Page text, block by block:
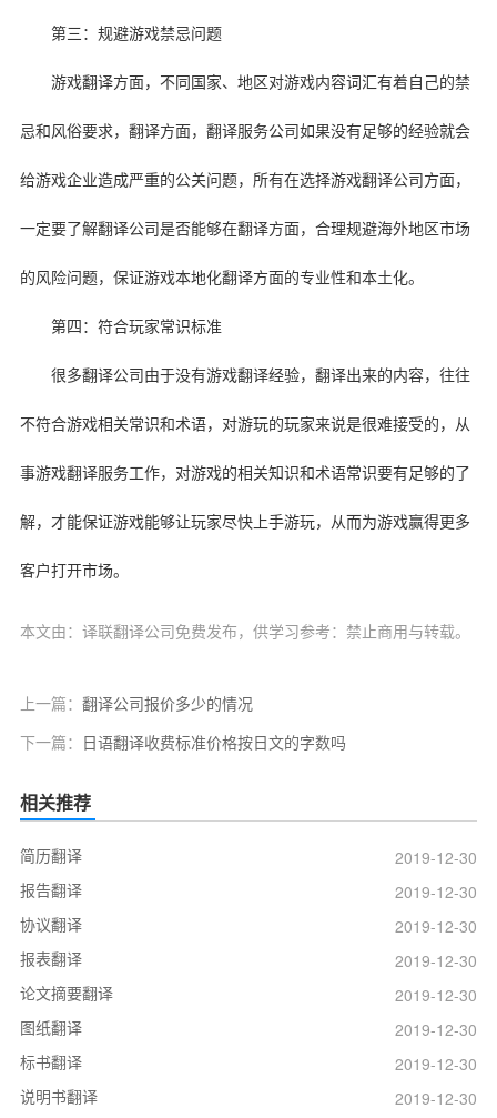
第三：规避游戏禁忌问题
游戏翻译方面，不同国家、地区对游戏内容词汇有着自己的禁
忌和风俗要求，翻译方面，翻译服务公司如果没有足够的经验就会
给游戏企业造成严重的公关问题，所有在选择游戏翻译公司方面，
一定要了解翻译公司是否能够在翻译方面，合理规避海外地区市场
的风险问题，保证游戏本地化翻译方面的专业性和本土化。
第四：符合玩家常识标准
很多翻译公司由于没有游戏翻译经验，翻译出来的内容，往往
不符合游戏相关常识和术语，对游玩的玩家来说是很难接受的，从
事游戏翻译服务工作，对游戏的相关知识和术语常识要有足够的了
解，才能保证游戏能够让玩家尽快上手游玩，从而为游戏赢得更多
客户打开市场。
本文由：译联翻译公司免费发布，供学习参考：禁止商用与转载。
上一篇： 翻译公司报价多少的情况
下一篇： 日语翻译收费标准价格按日文的字数吗
相关推荐
简历翻译
2019-12-30
报告翻译
2019-12-30
协议翻译
2019-12-30
报表翻译
2019-12-30
论文摘要翻译
2019-12-30
图纸翻译
2019-12-30
标书翻译
2019-12-30
说明书翻译
2019-12-30